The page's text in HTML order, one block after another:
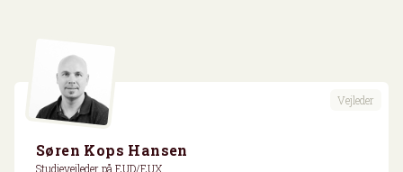
Vejleder
Søren Kops Hansen
Studievejleder på EUD/EUX